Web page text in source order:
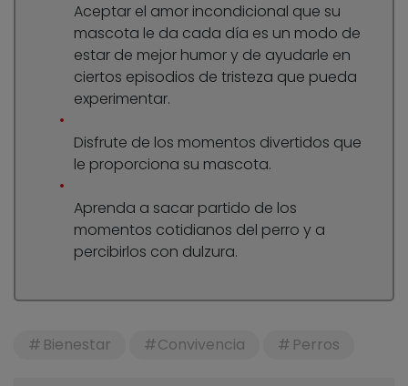
Aceptar el amor incondicional que su
mascota le da cada día es un modo de
estar de mejor humor y de ayudarle en
ciertos episodios de tristeza que pueda
experimentar.
Disfrute de los momentos divertidos que
le proporciona su mascota.
Aprenda a sacar partido de los
momentos cotidianos del perro y a
percibirlos con dulzura.
Bienestar Convivencia Perros